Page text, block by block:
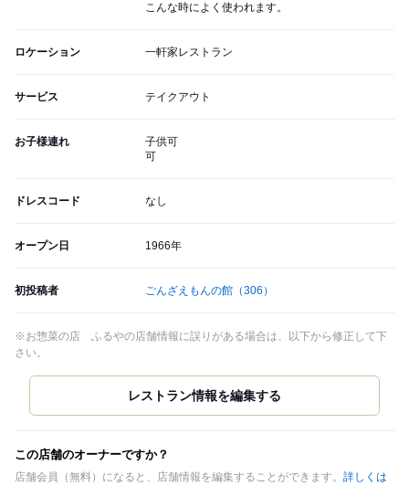
こんな時によく使われます。
ロケーション 一軒家レストラン
サービス テイクアウト
お子様連れ
子供可
可
ドレスコード なし
オープン日 1966年
初投稿者 ごんざえもんの館 （306）
※お惣菜の店 ふるやの店舗情報に誤りがある場合は、以下から修正して下
さい。
この店舗のオーナーですか？
店舗会員（無料）になると、店舗情報を編集することができます。 詳しくは